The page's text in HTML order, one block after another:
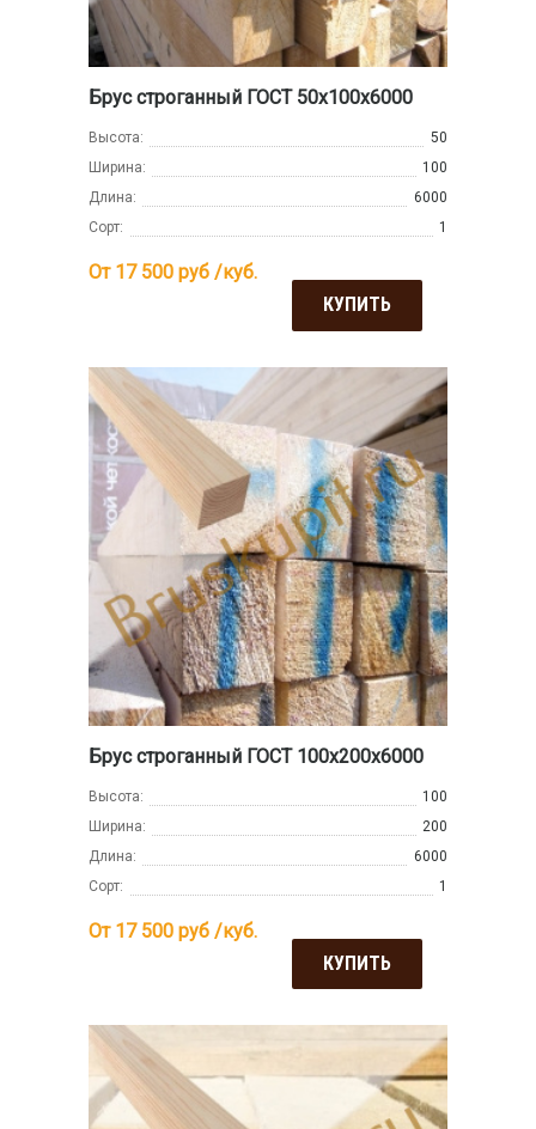
Брус строганный ГОСТ 50х100х6000
Высота:
50
Ширина:
100
Длина:
6000
Сорт:
1
От 17 500 руб /куб.
КУПИТЬ
Брус строганный ГОСТ 100х200х6000
Высота:
100
Ширина:
200
Длина:
6000
Сорт:
1
От 17 500 руб /куб.
КУПИТЬ